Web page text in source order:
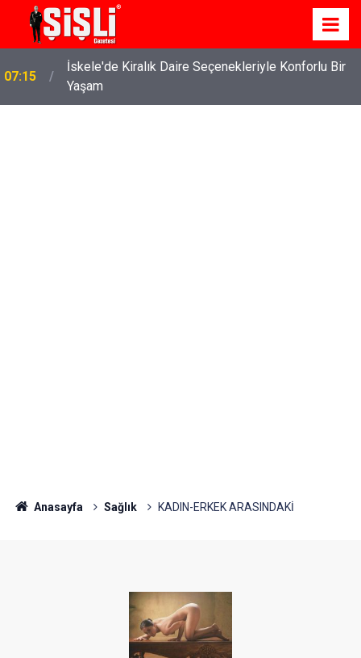
07:15
İskele'de Kiralık Daire Seçenekleriyle Konforlu Bir
Yaşam
Anasayfa Sağlık KADIN-ERKEK ARASINDAKİ